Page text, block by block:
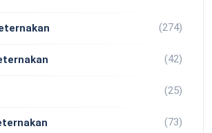
(274)
(42)
(25)
(73)